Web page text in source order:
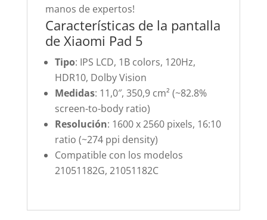
manos de expertos!
Características de la pantalla
de Xiaomi Pad 5
Tipo: IPS LCD, 1B colors, 120Hz,
HDR10, Dolby Vision
Medidas: 11,0″, 350,9 cm² (~82.8%
screen-to-body ratio)
Resolución: 1600 x 2560 pixels, 16:10
ratio (~274 ppi density)
Compatible con los modelos
21051182G, 21051182C